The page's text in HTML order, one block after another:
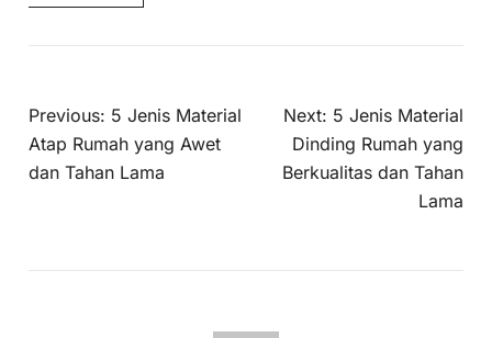
Previous: 5 Jenis Material
Atap Rumah yang Awet
dan Tahan Lama
Next: 5 Jenis Material
Dinding Rumah yang
Berkualitas dan Tahan
Lama